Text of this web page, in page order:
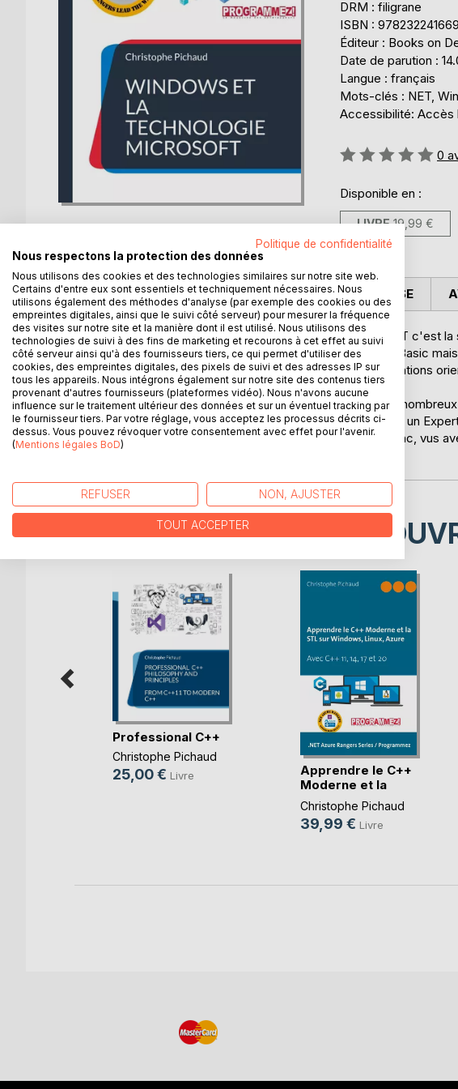
DRM : filigrane
ISBN :
Éditeur : Books on
Date de parution :
Langue : français
Mots-clés : NET,
Accessibilité: Accès
Évaluation:
0
Disponible en :
LIVRE 19,99 €
DESCRIPTION
La Technologie NET de Microsoft a été créé en 2001. NET c'est
des Applications Windows aussi facilement qu'en Visual Basic
Le langage C# est vaste et permet de réaliser des applications
complexité assez puissant.
Au travers de ces articles techniques, vous trouverez de
permettront d'adopter un style profesionnel et de devenir un
NET c'est l'avenir du développement selon Microsoft donc, vus
AUTEUR(S) CRITIQUES PRESSE
D’AUTRES TITRES À
Professional C++
Christophe Pichaud
25,00 € Livre
Apprendre le C++
Moderne et la
STL(...)
Christophe Pichaud
39,99 € Livre
Politique de confidentialité
Nous respectons la protection des données
Nous utilisons des cookies et des technologies similaires sur notre site web.
Certains d'entre eux sont essentiels et techniquement nécessaires. Nous
utilisons également des méthodes d'analyse (par exemple des cookies ou des
empreintes digitales, ainsi que le suivi côté serveur) pour mesurer la fréquence
des visites sur notre site et la manière dont il est utilisé. Nous utilisons des
technologies de suivi à des fins de marketing et recourons à cet effet au suivi
côté serveur ainsi qu'à des fournisseurs tiers, ce qui permet d'utiliser des
cookies, des empreintes digitales, des pixels de suivi et des adresses IP sur
tous les appareils. Nous intégrons également sur notre site des contenus tiers
provenant d'autres fournisseurs (plateformes vidéo). Nous n'avons aucune
influence sur le traitement ultérieur des données et sur un éventuel tracking par
le fournisseur tiers. Par votre réglage, vous acceptez les processus décrits ci-
dessus. Vous pouvez révoquer votre consentement avec effet pour l'avenir.
(Mentions légales BoD)
REFUSER NON, AJUSTER
TOUT ACCEPTER